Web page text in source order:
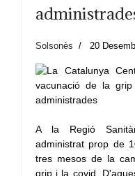
Solsonès 20
A la Regió
administrat prop de
tres mesos de la
grip i la covid.